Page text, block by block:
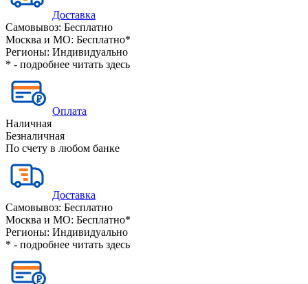
Доставка
Самовывоз: Бесплатно
Москва и МО: Бесплатно*
Регионы: Индивидуально
* - подробнее читать здесь
Оплата
Наличная
Безналичная
По счету в любом банке
Доставка
Самовывоз: Бесплатно
Москва и МО: Бесплатно*
Регионы: Индивидуально
* - подробнее читать здесь